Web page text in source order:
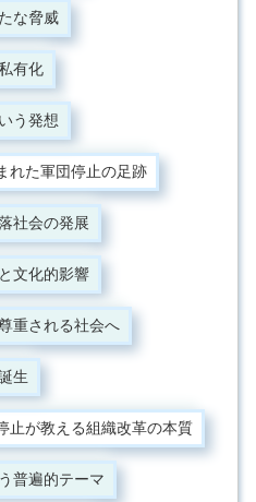
な脅威
有化
う発想
れた軍団停止の足跡
社会の発展
文化的影響
重される社会へ
生
止が教える組織改革の本質
普遍的テーマ